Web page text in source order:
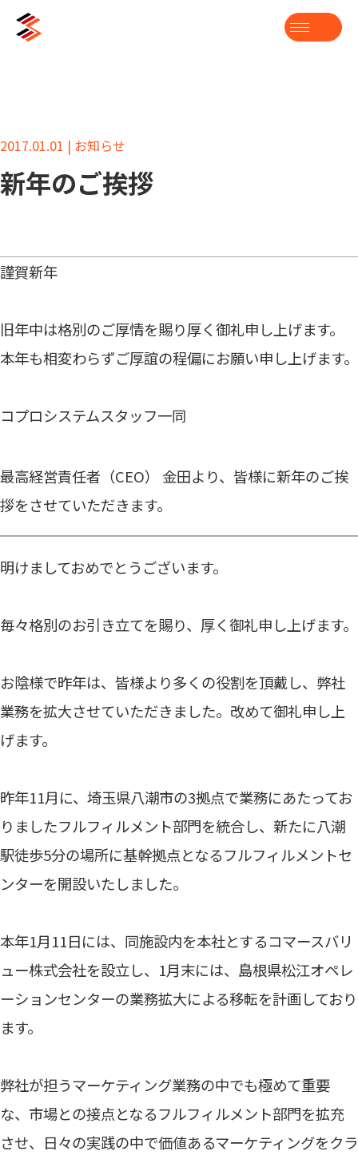
2017.01.01 | お知らせ
新年のご挨拶
謹賀新年
旧年中は格別のご厚情を賜り厚く御礼申し上げます。
本年も相変わらずご厚誼の程偏にお願い申し上げます。
コプロシステムスタッフ一同
最高経営責任者（CEO） 金田より、皆様に新年のご挨
拶をさせていただきます。
明けましておめでとうございます。
毎々格別のお引き立てを賜り、厚く御礼申し上げます。
お陰様で昨年は、皆様より多くの役割を頂戴し、弊社
業務を拡大させていただきました。改めて御礼申し上
げます。
昨年11月に、埼玉県八潮市の3拠点で業務にあたってお
りましたフルフィルメント部門を統合し、新たに八潮
駅徒歩5分の場所に基幹拠点となるフルフィルメントセ
ンターを開設いたしました。
本年1月11日には、同施設内を本社とするコマースバリ
ュー株式会社を設立し、1月末には、島根県松江オペレ
ーションセンターの業務拡大による移転を計画しており
ます。
弊社が担うマーケティング業務の中でも極めて重要
な、市場との接点となるフルフィルメント部門を拡充
させ、日々の実践の中で価値あるマーケティングをクラ